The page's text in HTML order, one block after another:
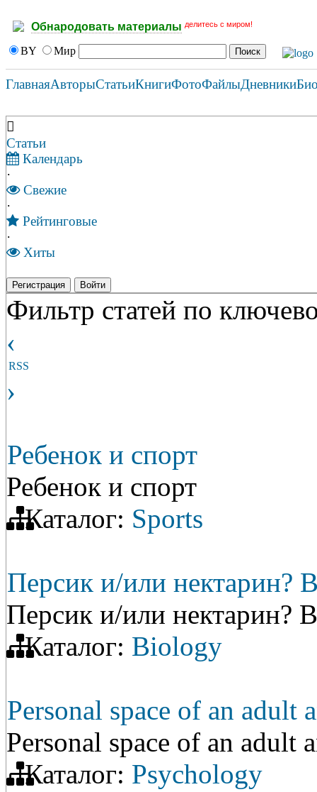
Обнародовать материалы делитесь с миром!
BY Мир
ГлавнаяАвторыСтатьиКнигиФотоФайлыДневники
Статьи
Календарь
·
Свежие
·
Рейтинговые
·
Хиты
Регистрация Войти
Фильтр статей по
‹
RSS
›
Ребенок и спорт
Ребенок и спорт
Каталог: Sports
Персик и/или нектарин?
Персик и/или нектарин?
Каталог: Biology
Personal space of an
Personal space of an adult
Каталог: Psychology